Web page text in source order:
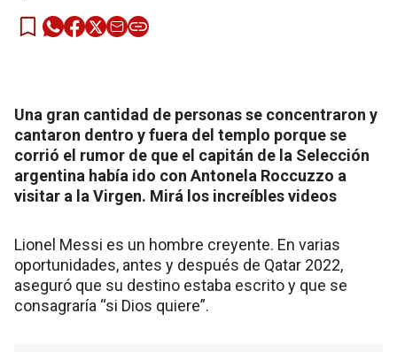
Una gran cantidad de personas se concentraron y
cantaron dentro y fuera del templo porque se
corrió el rumor de que el capitán de la Selección
argentina había ido con Antonela Roccuzzo a
visitar a la Virgen. Mirá los increíbles videos
Lionel Messi es un hombre creyente. En varias
oportunidades, antes y después de Qatar 2022,
aseguró que su destino estaba escrito y que se
consagraría “si Dios quiere”.